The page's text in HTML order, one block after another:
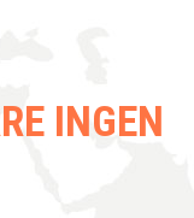
INGEN